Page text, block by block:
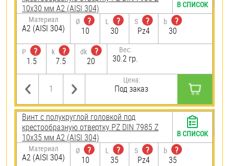
10х30 мм А2 (AISI 304)
Материал
А2 (AISI 304)
Ø
?
10
L
?
30
S
?
Pz4
b
?
30
P
?
1.5
k
?
7.5
dk
?
20
Вес:
30.2 гр.
Цена:
Под заказ
В СПИСОК
Винт с полукруглой головкой под
крестообразную отвертку PZ DIN 7985 Z
10х35 мм А2 (AISI 304)
Материал
А2 (AISI 304)
Ø
?
10
L
?
35
S
?
Pz4
b
?
35
В СПИСОК